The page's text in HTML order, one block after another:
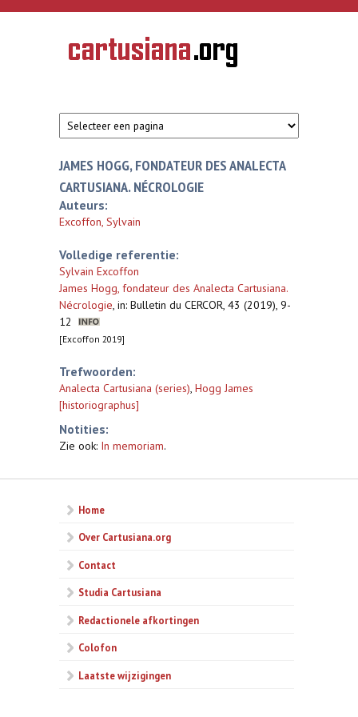
Overslaan en naar de inhoud gaan
CARTUSIANA
Geschiedenis
van de
JAMES HOGG, FONDATEUR DES ANALECTA
CARTUSIANA. NÉCROLOGIE
Auteurs:
Excoffon, Sylvain
Volledige referentie:
Sylvain Excoffon
James Hogg, fondateur des Analecta Cartusiana.
Nécrologie, in: Bulletin du CERCOR, 43 (2019), 9-
12
[Excoffon 2019]
Trefwoorden:
Analecta Cartusiana (series), Hogg James
[historiographus]
Notities:
Zie ook: In memoriam.
Home
Over Cartusiana.org
Contact
Studia Cartusiana
Redactionele afkortingen
Colofon
Laatste wijzigingen